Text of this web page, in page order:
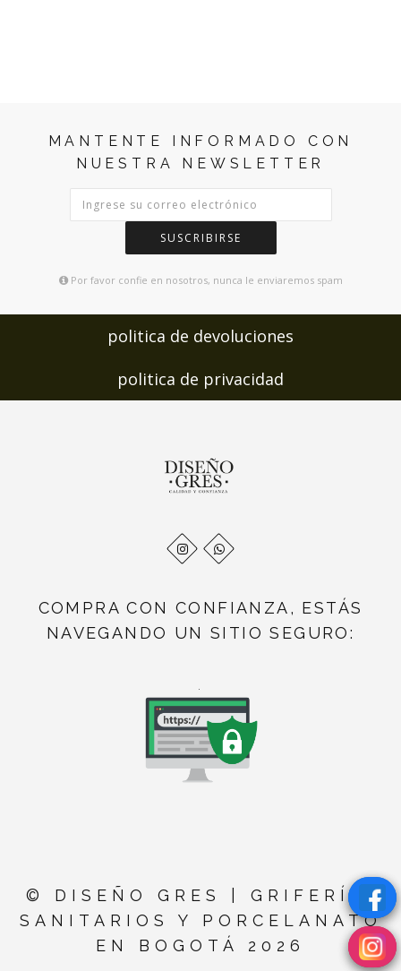
MANTENTE INFORMADO CON
NUESTRA NEWSLETTER
SUSCRIBIRSE
Por favor confie en nosotros, nunca le enviaremos spam
politica de devoluciones
politica de privacidad
COMPRA CON CONFIANZA, ESTÁS
NAVEGANDO UN SITIO SEGURO:
.
© DISEÑO GRES | GRIFERÍA,
SANITARIOS Y PORCELANATO
EN BOGOTÁ 2026